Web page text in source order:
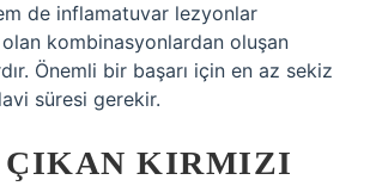
de inflamatuvar lezyonlar
kombinasyonlardan oluşan
Önemli bir başarı için en az sekiz
süresi gerekir.
ÇIKAN KIRMIZI